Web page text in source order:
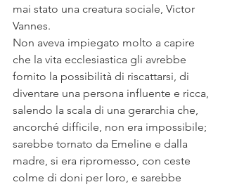
mai stato una creatura sociale, Victor
Vannes.
Non aveva impiegato molto a capire
che la vita ecclesiastica gli avrebbe
fornito la possibilità di riscattarsi, di
diventare una persona influente e ricca,
salendo la scala di una gerarchia che,
ancorché difficile, non era impossibile;
sarebbe tornato da Emeline e dalla
madre, si era ripromesso, con ceste
colme di doni per loro, e sarebbe